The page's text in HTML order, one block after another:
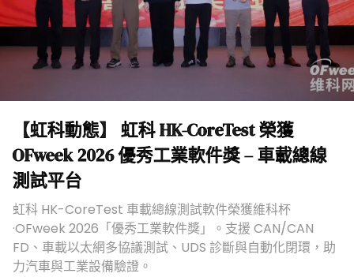
【虹科動態】 虹科 HK-CoreTest 榮獲
OFweek 2026 優秀工業軟件獎 – 車載總線
測試平台
虹科 HK-CoreTest 車載總線測試軟件榮獲維科杯
·OFweek 2026「優秀工業軟件獎」。支援 CAN/CAN
FD、車載以太網多協議測試、UDS 診斷與自動化閉環，助
力汽車與工業設備驗證。